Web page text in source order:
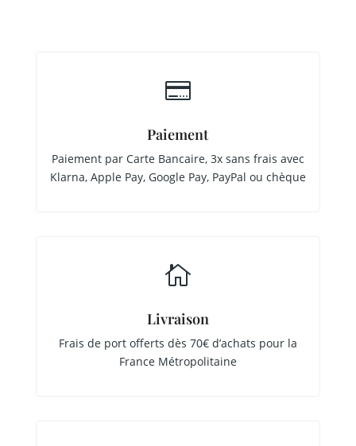

Paiement
Paiement par Carte Bancaire, 3x sans frais avec
Klarna, Apple Pay, Google Pay, PayPal ou chèque

Livraison
Frais de port offerts dès 70€ d’achats pour la
France Métropolitaine